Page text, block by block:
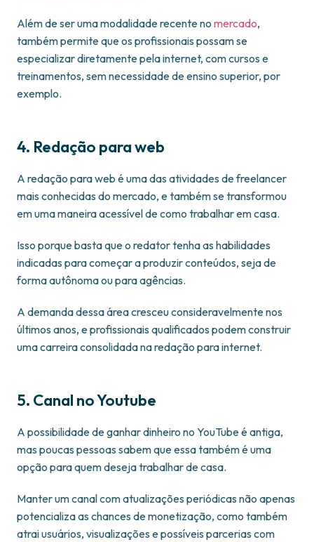
Além de ser uma modalidade recente no mercado,
também permite que os profissionais possam se
especializar diretamente pela internet, com cursos e
treinamentos, sem necessidade de ensino superior, por
exemplo.
4. Redação para web
A redação para web é uma das atividades de freelancer
mais conhecidas do mercado, e também se transformou
em uma maneira acessível de como trabalhar em casa.
Isso porque basta que o redator tenha as habilidades
indicadas para começar a produzir conteúdos, seja de
forma autônoma ou para agências.
A demanda dessa área cresceu consideravelmente nos
últimos anos, e profissionais qualificados podem construir
uma carreira consolidada na redação para internet.
5. Canal no Youtube
A possibilidade de ganhar dinheiro no YouTube é antiga,
mas poucas pessoas sabem que essa também é uma
opção para quem deseja trabalhar de casa.
Manter um canal com atualizações periódicas não apenas
potencializa as chances de monetização, como também
atrai usuários, visualizações e possíveis parcerias com